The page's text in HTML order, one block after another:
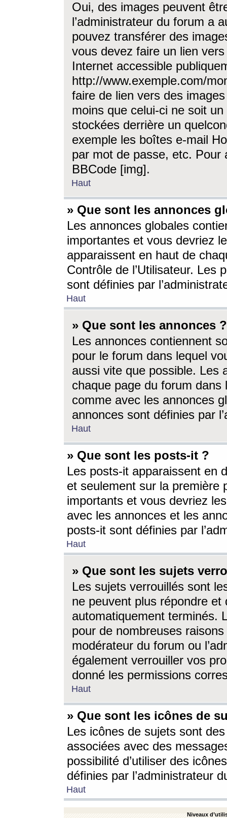
Oui, des images peuvent
l’administrateur du forum a
pouvez transférer des
vous devez faire un lien
Internet accessible
http://www.exemple.com/
faire de lien vers des
moins que celui-ci ne soit
stockées derrière un
exemple les boîtes e-mail
par mot de passe, etc. Pour
BBCode [img].
Haut
» Que sont les annonces
Les annonces globales
importantes et vous devriez
apparaissent en haut de
Contrôle de l’Utilisateur. Les
sont définies par
Haut
» Que sont les annonces ?
Les annonces contiennent
pour le forum dans lequel
aussi vite que possible. Les
chaque page du forum dans
comme avec les annonces
annonces sont définies par
Haut
» Que sont les posts-it ?
Les posts-it apparaissent en
et seulement sur la première
importants et vous devriez
avec les annonces et les
posts-it sont définies par
Haut
» Que sont les sujets
Les sujets verrouillés sont
ne peuvent plus répondre
automatiquement terminés.
pour de nombreuses
modérateur du forum ou
également verrouiller vos
donné les permissions
Haut
» Que sont les icônes de
Les icônes de sujets sont
associées avec des
possibilité d’utiliser des
définies par l’administrateur
Haut
Niveaux